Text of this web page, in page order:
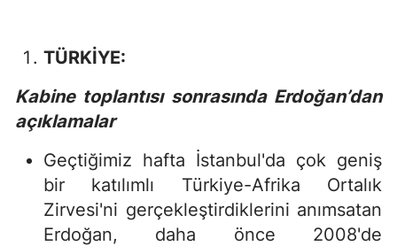
TÜRKİYE:
Kabine toplantısı sonrasında Erdoğan’dan
açıklamalar
Geçtiğimiz hafta İstanbul'da çok geniş
bir katılımlı Türkiye-Afrika Ortalık
Zirvesi'ni gerçekleştirdiklerini anımsatan
Erdoğan, daha önce 2008'de